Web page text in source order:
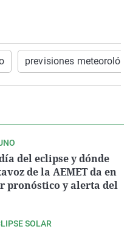
previsiones
del eclipse y dónde
de la AEMET da en
pronóstico y alerta del
SOLAR